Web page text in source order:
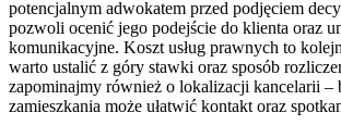
potencjalnym adwokatem przed podjęciem
pozwoli ocenić jego podejście do klienta oraz
komunikacyjne. Koszt usług prawnych to
warto ustalić z góry stawki oraz sposób
zapominajmy również o lokalizacji kancelarii –
zamieszkania może ułatwić kontakt oraz